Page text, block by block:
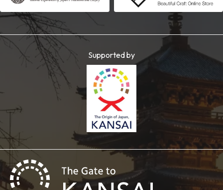
Supported by